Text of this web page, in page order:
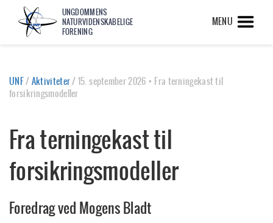
UNGDOMMENS
NATURVIDENSKABELIGE
FORENING
MENU
UNF/Aktiviteter/15. september 2026 • Fra terningekast til
forsikringsmodeller
Fra terningekast til
forsikringsmodeller
Foredrag ved Mogens Bladt